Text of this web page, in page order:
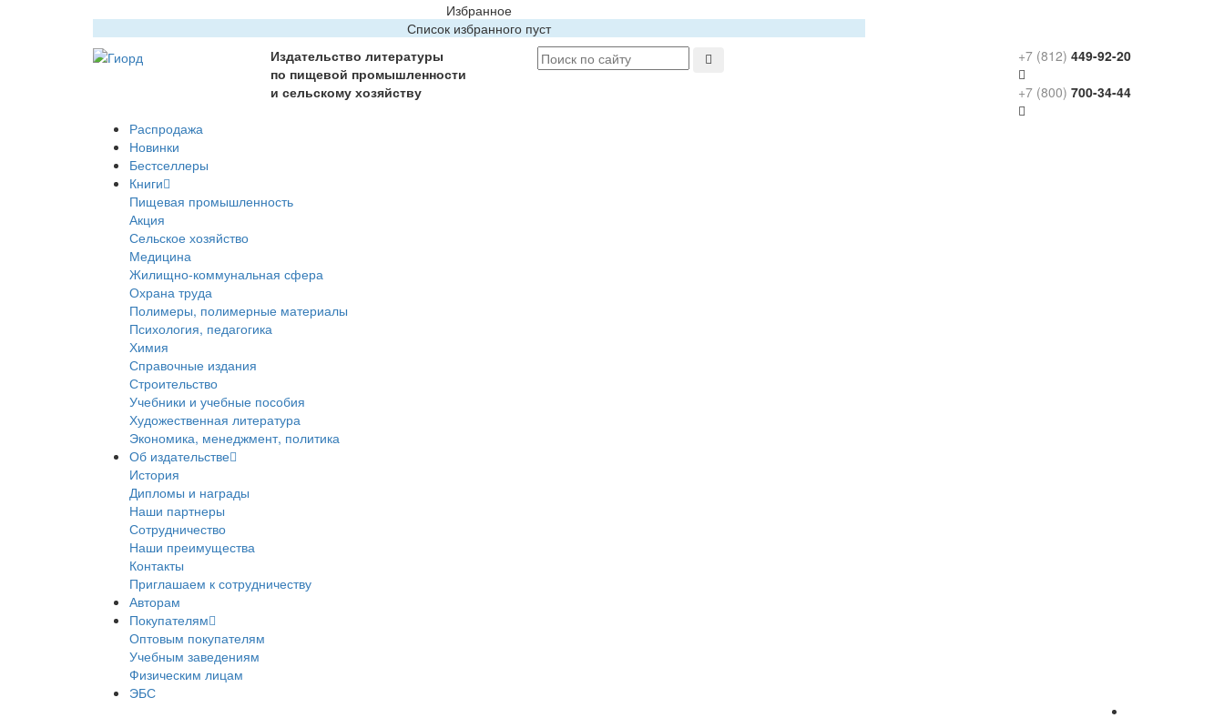
Избранное
Список избранного пуст
Издательство литературы
по пищевой промышленности
и сельскому хозяйству
+7 (812) 449-92-20
+7 (800) 700-34-44
Распродажа
Новинки
Бестселлеры
Книги
Пищевая промышленность
Акция
Сельское хозяйство
Медицина
Жилищно-коммунальная сфера
Охрана труда
Полимеры, полимерные материалы
Психология, педагогика
Химия
Справочные издания
Строительство
Учебники и учебные пособия
Художественная литература
Экономика, менеджмент, политика
Об издательстве
История
Дипломы и награды
Наши партнеры
Сотрудничество
Наши преимущества
Контакты
Приглашаем к сотрудничеству
Авторам
Покупателям
Оптовым покупателям
Учебным заведениям
Физическим лицам
ЭБС